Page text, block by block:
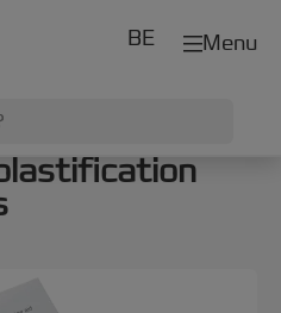
Menu
BE